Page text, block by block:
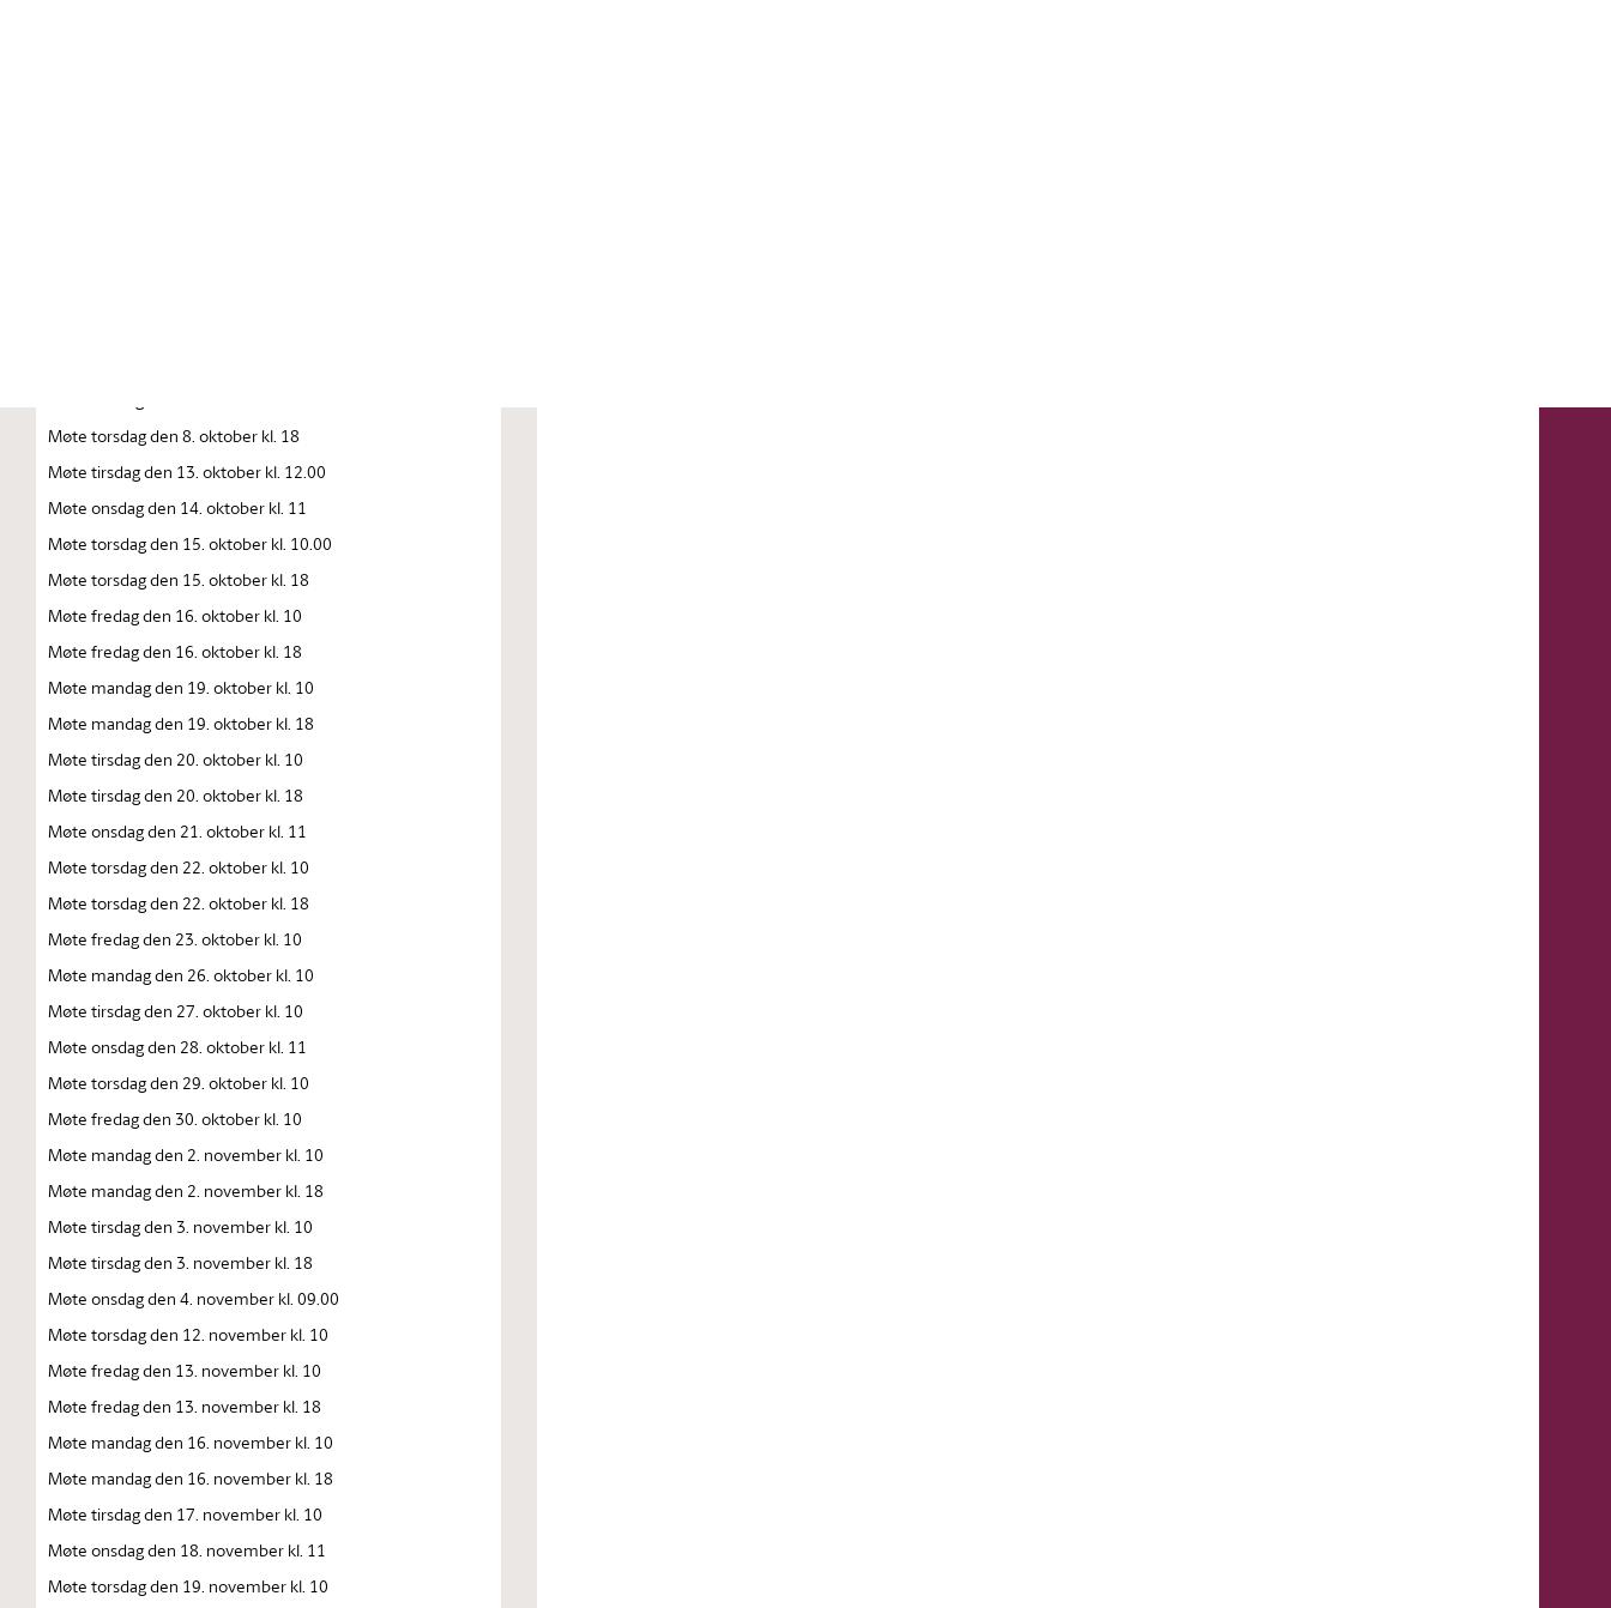
Møte torsdag den 8. oktober kl. 18
Møte tirsdag den 13. oktober kl. 12.00
Møte onsdag den 14. oktober kl. 11
Møte torsdag den 15. oktober kl. 10.00
Møte torsdag den 15. oktober kl. 18
Møte fredag den 16. oktober kl. 10
Møte fredag den 16. oktober kl. 18
Møte mandag den 19. oktober kl. 10
Møte mandag den 19. oktober kl. 18
Møte tirsdag den 20. oktober kl. 10
Møte tirsdag den 20. oktober kl. 18
Møte onsdag den 21. oktober kl. 11
Møte torsdag den 22. oktober kl. 10
Møte torsdag den 22. oktober kl. 18
Møte fredag den 23. oktober kl. 10
Møte mandag den 26. oktober kl. 10
Møte tirsdag den 27. oktober kl. 10
Møte onsdag den 28. oktober kl. 11
Møte torsdag den 29. oktober kl. 10
Møte fredag den 30. oktober kl. 10
Møte mandag den 2. november kl. 10
Møte mandag den 2. november kl. 18
Møte tirsdag den 3. november kl. 10
Møte tirsdag den 3. november kl. 18
Møte onsdag den 4. november kl. 09.00
Møte torsdag den 12. november kl. 10
Møte fredag den 13. november kl. 10
Møte fredag den 13. november kl. 18
Møte mandag den 16. november kl. 10
Møte mandag den 16. november kl. 18
Møte tirsdag den 17. november kl. 10
Møte onsdag den 18. november kl. 11
Møte torsdag den 19. november kl. 10